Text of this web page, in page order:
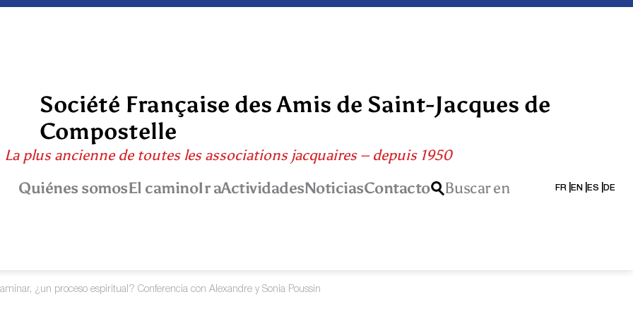
Société Française des Amis de Saint-Jacques de
Compostelle
La plus ancienne de toutes les associations jacquaires – depuis 1950
Quiénes somosEl caminoIr aActividadesNoticiasContacto Buscar en FR EN ES DE
¿un proceso espiritual? Conferencia con Alexandre y Sonia Poussin